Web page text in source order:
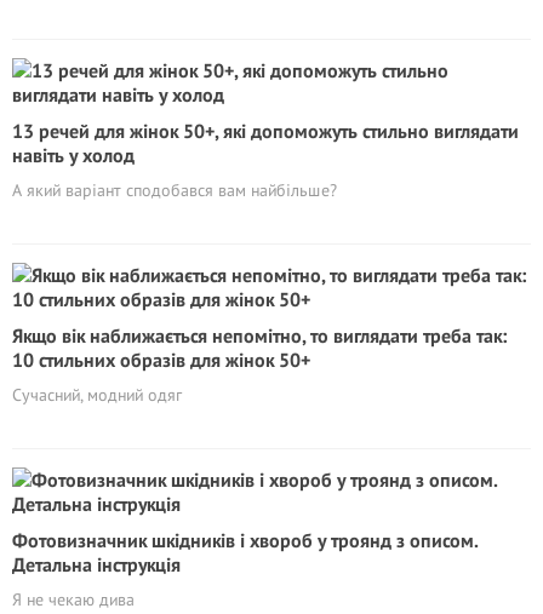
13 речей для жінок 50+, які допоможуть стильно виглядати
навіть у холод
А який варіант сподобався вам найбільше?
Якщо вік наближається непомітно, то виглядати треба так:
10 стильних образів для жінок 50+
Сучасний, модний одяг
Фотовизначник шкідників і хвороб у троянд з описом.
Детальна інструкція
Я не чекаю дива